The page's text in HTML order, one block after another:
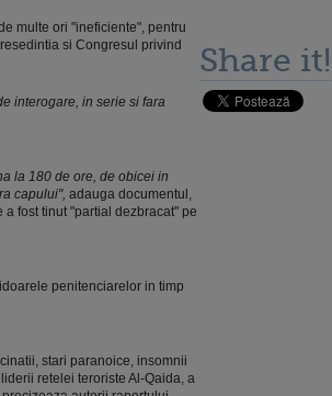
multe ori "ineficiente", pentru
si Congresul privind
interogare, in serie si fara
la 180 de ore, de obicei in
capului", adauga documentul,
fost tinut "partial dezbracat" pe
penitenciarelor in timp
stari paranoice, insomnii
retelei teroriste Al-Qaida, a
Share it!